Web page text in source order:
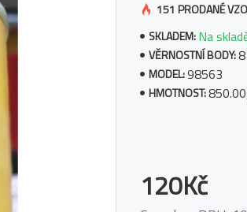
SKLADEM:Na
VĚRNOSTNÍ BODY:8
MODEL:98563
HMOTNOST:
151 PRODANÉ
120Kč